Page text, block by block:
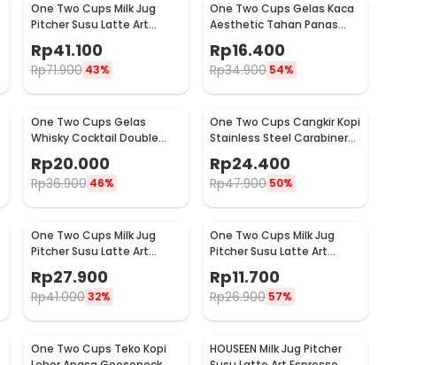
One Two Cups Milk Jug
Pitcher Susu Latte Art
350ml - 10084
Rp41.100
Rp71.900 43%
One Two Cups Gelas Kaca
Aesthetic Tahan Panas
Double Wall Glass 250ml -
PLY1704
Rp16.400
Rp34.900 54%
One Two Cups Gelas
Whisky Cocktail Double
- SG-02
Rp20.000
Rp36.900 46%
One Two Cups Cangkir Kopi
Stainless Steel Carabiner
Rp24.400
Rp47.900 50%
One Two Cups Milk Jug
Pitcher Susu Latte Art
200ml - J068
Rp27.900
Rp41.000 32%
One Two Cups Milk Jug
Pitcher Susu Latte Art
1oz - S06HG
Rp11.700
Rp26.900 57%
One Two Cups Teko Kopi
HOUSEEN Milk Jug Pitcher